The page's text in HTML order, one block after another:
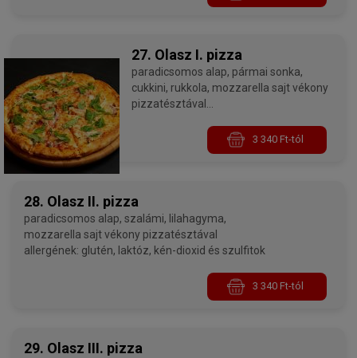
27. Olasz I. pizza
paradicsomos alap, pármai sonka,
cukkini, rukkola, mozzarella sajt vékony
pizzatésztával
3 340 Ft-tól
28. Olasz II. pizza
paradicsomos alap, szalámi, lilahagyma,
mozzarella sajt vékony pizzatésztával
allergének: glutén, laktóz, kén-dioxid és szulfitok
3 340 Ft-tól
29. Olasz III. pizza